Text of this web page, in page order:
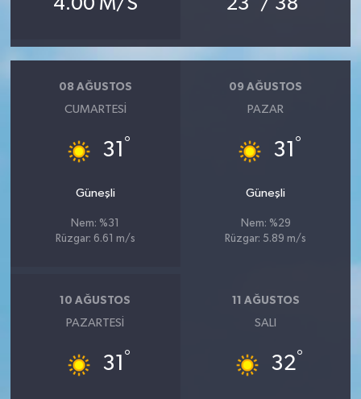
08 AĞUSTOS
CUMARTESI
31 °
Güneşli
Nem: %31
Rüzgar: 6.61 m/s
09 AĞUSTOS
PAZAR
31 °
Güneşli
Nem: %29
Rüzgar: 5.89 m/s
10 AĞUSTOS
PAZARTESI
31 °
11 AĞUSTOS
SALI
32°